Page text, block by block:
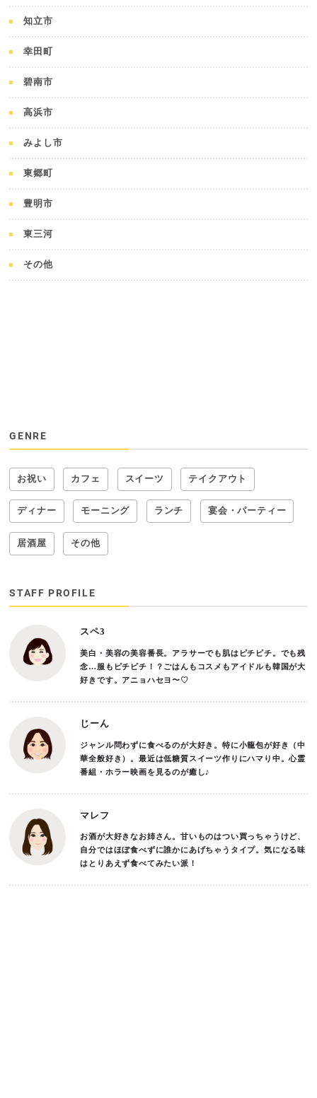
知立市
幸田町
碧南市
高浜市
みよし市
東郷町
豊明市
東三河
その他
GENRE
お祝い カフェ スイーツ テイクアウト
ディナー モーニング ランチ 宴会・パーティー
居酒屋 その他
STAFF PROFILE
スペ3
美白・美容の美容番長。アラサーでも肌はピチピチ。でも残
念…服もピチピチ！？ごはんもコスメもアイドルも韓国が大
好きです。アニョハセヨ〜♡
じーん
ジャンル問わずに食べるのが大好き。特に小籠包が好き（中
華全般好き）。最近は低糖質スイーツ作りにハマり中。心霊
番組・ホラー映画を見るのが癒し♪
マレフ
お酒が大好きなお姉さん。甘いものはつい買っちゃうけど、
自分ではほぼ食べずに誰かにあげちゃうタイプ。気になる味
はとりあえず食べてみたい派！